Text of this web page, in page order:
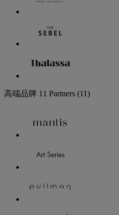
高端品牌 11 Partners (11)